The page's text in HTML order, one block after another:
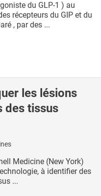
du GLP-1 ) au
récepteurs du GIP et du
, par des ...
les lésions
des tissus
Medicine (New York)
à identifier des
...